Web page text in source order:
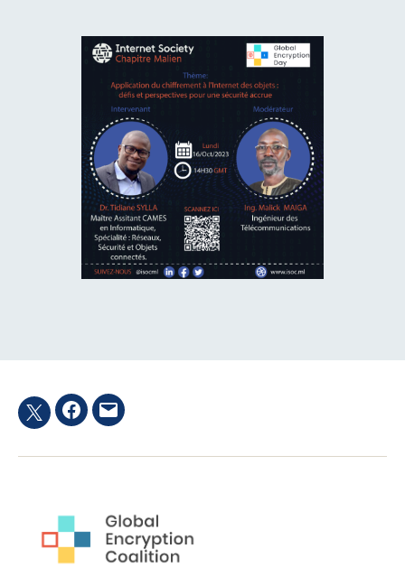
TwitterFacebook
Email